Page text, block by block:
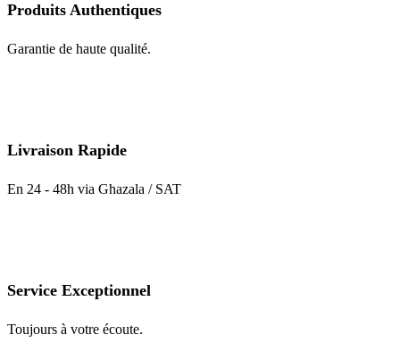
Produits Authentiques
Garantie de haute qualité.
Livraison Rapide
En 24 - 48h via Ghazala / SAT
Service Exceptionnel
Toujours à votre écoute.